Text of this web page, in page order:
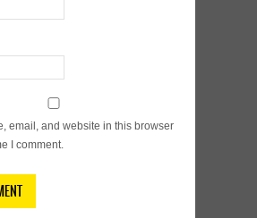
email, and website in this browser
I comment.